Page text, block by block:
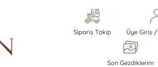
Sipariş Takip Üye Giriş/
Son Gezdiklerim